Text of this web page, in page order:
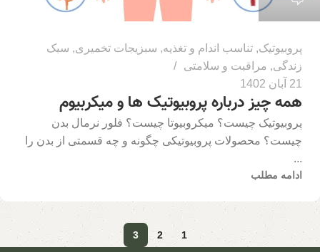
پروبیوتیک, تناسب اندام و تغذیه, سبزیجات تخمیری, سبک
زندگی, مراقبت و سلامتی
21 آبان 1402
همه چیز درباره پروبیوتیک ها و میکربیوم
پروبیوتیک چیست؟ میکروبیوتا چیست؟ فلور نرمال بدن
چیست؟ محصولات پروبیوتیکی چگونه و چه قسمتی از بدن را
...
ادامه مطلب
1
2
3